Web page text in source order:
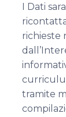
I Dati
richieste
tramite